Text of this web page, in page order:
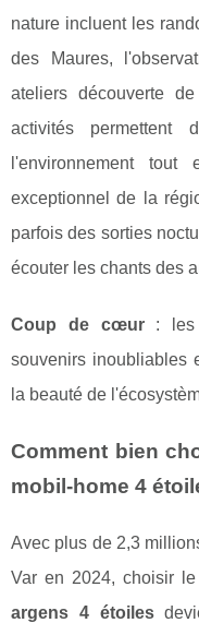
nature incluent les
des Maures,
ateliers découverte
activités permettent
l'environnement
exceptionnel de la
parfois des sorties
écouter les chants des
Coup de cœur: les
souvenirs inoubliables
la beauté de
Comment bien
mobil-home 4
Avec plus de 2,3
Var en 2024, choisir
argens 4 étoiles